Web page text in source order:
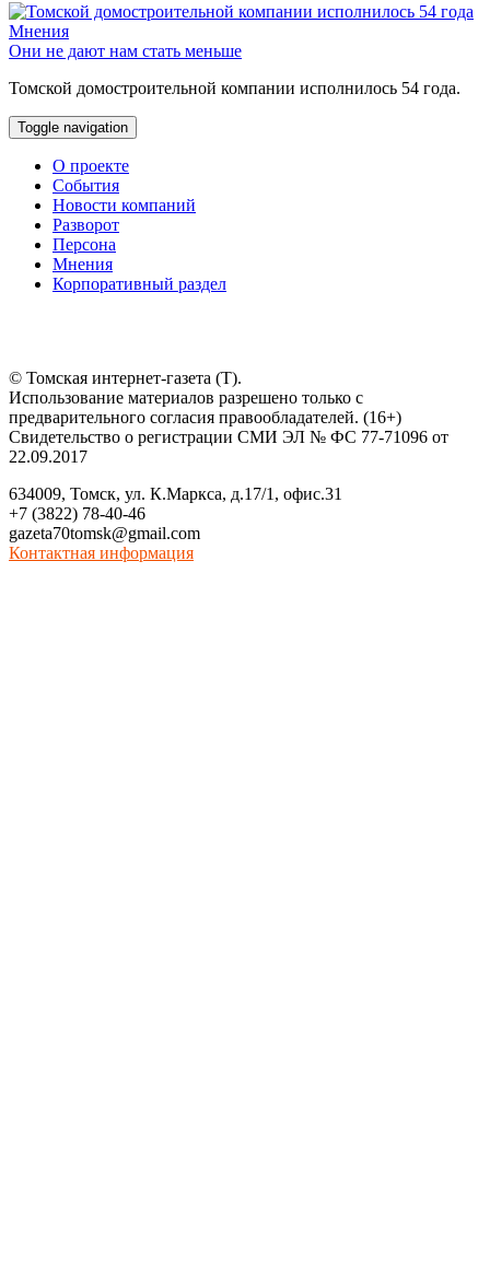
Мнения
Они не дают нам стать меньше
Томской домостроительной компании исполнилось 54 года.
Toggle navigation
О проекте
События
Новости компаний
Разворот
Персона
Мнения
Корпоративный раздел
© Томская интернет-газета (Т).
Использование материалов разрешено только с
предварительного согласия правообладателей. (16+)
Свидетельство о регистрации СМИ ЭЛ № ФС 77-71096 от
22.09.2017
634009, Томск, ул. К.Маркса, д.17/1, офис.31
+7 (3822) 78-40-46
gazeta70tomsk@gmail.com
Контактная информация